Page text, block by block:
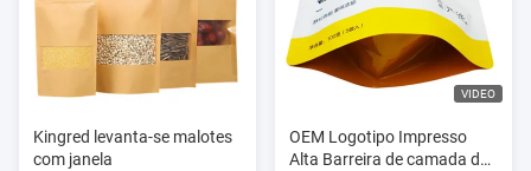
Kingred levanta-se malotes
com janela
VIDEO
OEM Logotipo Impresso
Alta Barreira de camada de